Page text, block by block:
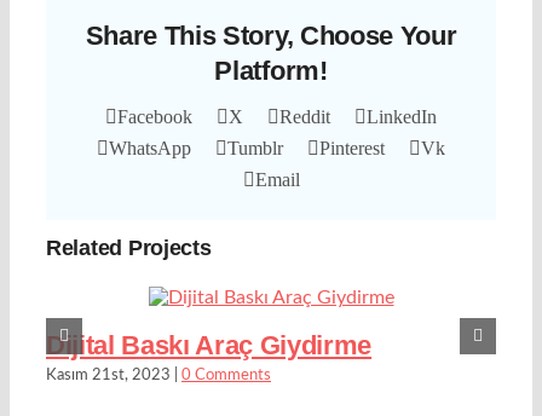
Share This Story, Choose Your
Platform!
Facebook X Reddit
LinkedIn
WhatsApp
Tumblr Pinterest
Vk
Email
Related Projects
Dijital Baskı Araç Giydirme
Kasım 21st, 2023 0 Comments